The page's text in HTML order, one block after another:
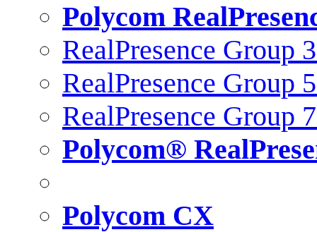
Polycom
RealPresence Group
RealPresence Group
RealPresence Group
Polycom®
Polycom CX